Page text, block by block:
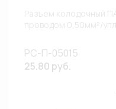
РС-П-05015
25.80 руб.